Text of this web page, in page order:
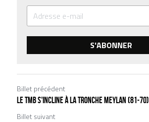
S'ABONNER
Billet précédent
Le TMB s'incline à La tronche meylan (81-70)
Billet suivant